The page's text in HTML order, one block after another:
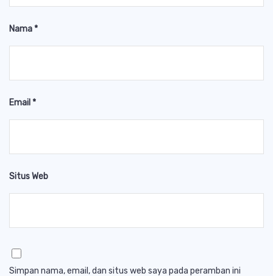
Nama*
Email *
Situs Web
Simpan nama, email, dan situs web saya pada peramban ini